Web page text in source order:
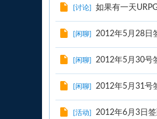
[讨论] 如果有一天
[闲聊] 2012年5月28日
[闲聊] 2012年5月30号
[闲聊] 2012年5月31号
[活动] 2012年6月3日